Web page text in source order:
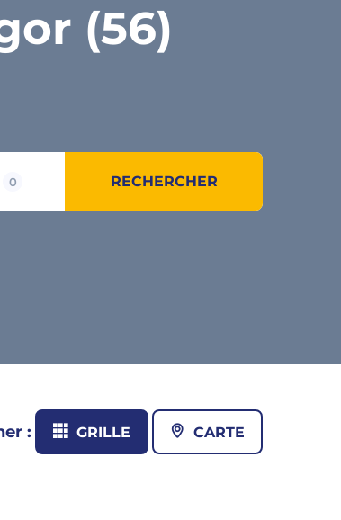
(56)
0 RECHERCHER
: GRILLE CARTE